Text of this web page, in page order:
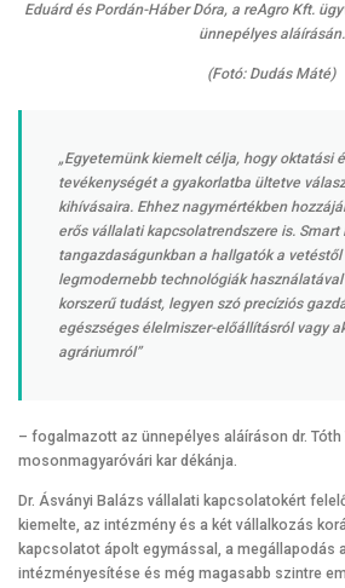
Eduárd és Pordán-Háber Dóra, a reAgro Kft.
ünnepélyes aláírásán.
(Fotó: Dudás Máté)
„Egyetemünk kiemelt célja, hogy oktatási
tevékenységét a gyakorlatba ültetve
kihívásaira. Ehhez nagymértékben
erős vállalati kapcsolatrendszere is. Smart
tangazdaságunkban a hallgatók a
legmodernebb technológiák
korszerű tudást, legyen szó precíziós
egészséges élelmiszer-előállításról vagy
agráriumról”
– fogalmazott az ünnepélyes aláíráson dr. Tóth
mosonmagyaróvári kar dékánja.
Dr. Ásványi Balázs vállalati kapcsolatokért
kiemelte, az intézmény és a két vállalkozás
kapcsolatot ápolt egymással, a megállapodás
intézményesítése és még magasabb szintre